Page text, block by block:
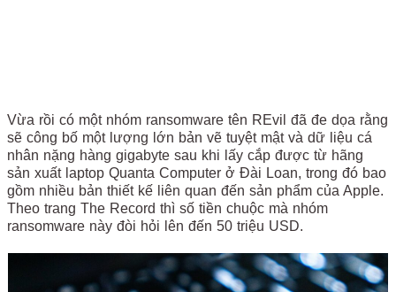
Vừa rồi có một nhóm ransomware tên REvil đã đe dọa rằng
sẽ công bố một lượng lớn bản vẽ tuyệt mật và dữ liệu cá
nhân nặng hàng gigabyte sau khi lấy cắp được từ hãng
sản xuất laptop Quanta Computer ở Đài Loan, trong đó bao
gồm nhiều bản thiết kế liên quan đến sản phẩm của Apple.
Theo trang The Record thì số tiền chuộc mà nhóm
ransomware này đòi hỏi lên đến 50 triệu USD.